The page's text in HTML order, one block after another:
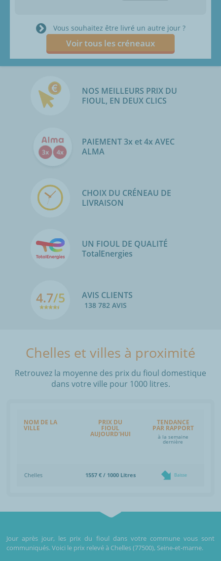
Vous souhaitez être livré un autre jour ?
Voir tous les créneaux
NOS MEILLEURS PRIX DU
FIOUL, EN DEUX CLICS
PAIEMENT 3x et 4x AVEC
ALMA
CHOIX DU CRÉNEAU DE
LIVRAISON
UN FIOUL DE QUALITÉ
TotalEnergies
4.7/5 AVIS CLIENTS
138 782 AVIS
Chelles et villes à proximité
Retrouvez la moyenne des prix du fioul domestique
dans votre ville pour 1000 litres.
NOM DE LA
VILLE
PRIX DU
FIOUL
AUJOURD'HUI
TENDANCE
PAR RAPPORT
à la semaine
dernière
Chelles 1557 € / 1000 Litres Baisse
Jour après jour, les prix du fioul dans votre commune vous sont
communiqués. Voici le prix relevé à Chelles (77500), Seine-et-marne.